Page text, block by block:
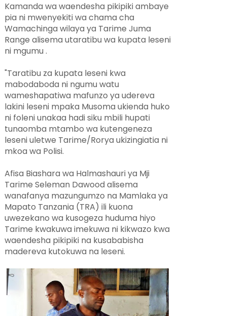
Kamanda wa waendesha pikipiki ambaye
pia ni mwenyekiti wa chama cha
Wamachinga wilaya ya Tarime Juma
Range alisema utaratibu wa kupata leseni
ni mgumu .
"Taratibu za kupata leseni kwa
mabodaboda ni ngumu watu
wameshapatiwa mafunzo ya udereva
lakini leseni mpaka Musoma ukienda huko
ni foleni unakaa hadi siku mbili hupati
tunaomba mtambo wa kutengeneza
leseni uletwe Tarime/Rorya ukizingiatia ni
mkoa wa Polisi.
Afisa Biashara wa Halmashauri ya Mji
Tarime Seleman Dawood alisema
wanafanya mazungumzo na Mamlaka ya
Mapato Tanzania (TRA) ili kuona
uwezekano wa kusogeza huduma hiyo
Tarime kwakuwa imekuwa ni kikwazo kwa
waendesha pikipiki na kusababisha
madereva kutokuwa na leseni.